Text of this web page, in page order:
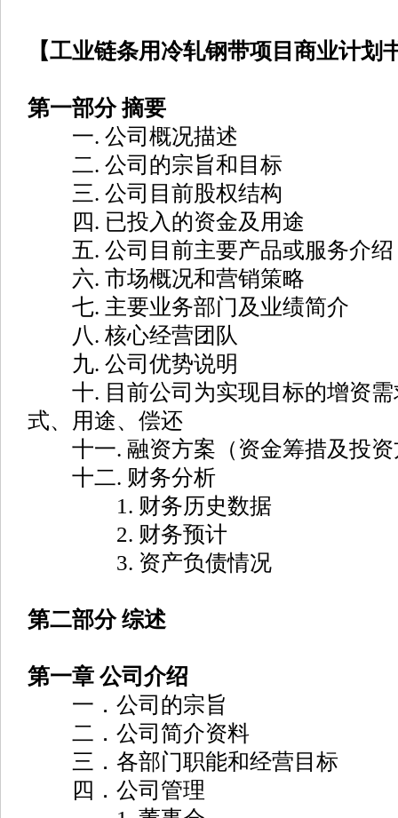
【工业链条用冷轧钢带项目商业计划
第一部分 摘要
一. 公司概况描述
二. 公司的宗旨和目标
三. 公司目前股权结构
四. 已投入的资金及用途
五. 公司目前主要产品或服务介绍
六. 市场概况和营销策略
七. 主要业务部门及业绩简介
八. 核心经营团队
九. 公司优势说明
十. 目前公司为实现目标的增资需
式、用途、偿还
十一. 融资方案（资金筹措及投资
十二. 财务分析
1. 财务历史数据
2. 财务预计
3. 资产负债情况
第二部分 综述
第一章 公司介绍
一．公司的宗旨
二．公司简介资料
三．各部门职能和经营目标
四．公司管理